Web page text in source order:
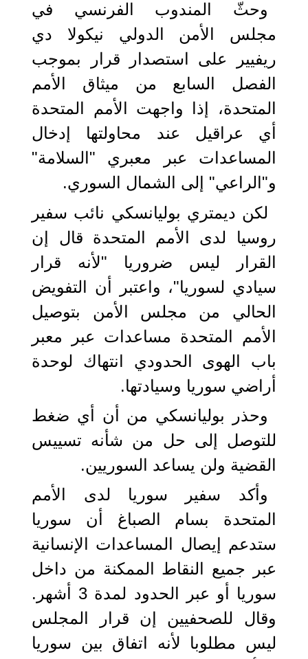
وحثّ المندوب الفرنسي في
مجلس الأمن الدولي نيكولا دي
ريفيير على استصدار قرار بموجب
الفصل السابع من ميثاق الأمم
المتحدة، إذا واجهت الأمم المتحدة
أي عراقيل عند محاولتها إدخال
المساعدات عبر معبري "السلامة"
و"الراعي" إلى الشمال السوري.
لكن ديمتري بوليانسكي نائب سفير
روسيا لدى الأمم المتحدة قال إن
القرار ليس ضروريا "لأنه قرار
سيادي لسوريا"، واعتبر أن التفويض
الحالي من مجلس الأمن بتوصيل
الأمم المتحدة مساعدات عبر معبر
باب الهوى الحدودي انتهاك لوحدة
أراضي سوريا وسيادتها.
وحذر بوليانسكي من أن أي ضغط
للتوصل إلى حل من شأنه تسييس
القضية ولن يساعد السوريين.
وأكد سفير سوريا لدى الأمم
المتحدة بسام الصباغ أن سوريا
ستدعم إيصال المساعدات الإنسانية
عبر جميع النقاط الممكنة من داخل
سوريا أو عبر الحدود لمدة 3 أشهر.
وقال للصحفيين إن قرار المجلس
ليس مطلوبا لأنه اتفاق بين سوريا